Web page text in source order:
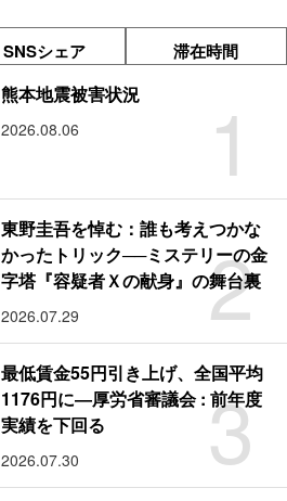
SNSシェア 滞在時間
1
熊本地震被害状況
2026.08.06
2
東野圭吾を悼む：誰も考えつかな
かったトリック──ミステリーの金
字塔『容疑者Ｘの献身』の舞台裏
2026.07.29
3
最低賃金55円引き上げ、全国平均
1176円に―厚労省審議会 : 前年度
実績を下回る
2026.07.30